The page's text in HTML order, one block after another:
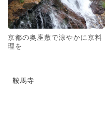
京都の奥座敷で涼やかに京料
理を
鞍馬寺